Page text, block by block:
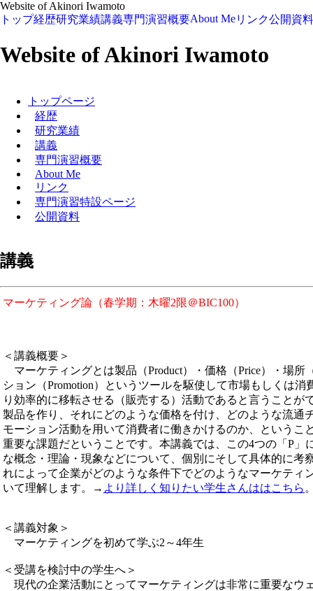
Website of Akinori Iwamoto
トップ経歴研究業績講義専門演習概要About Meリンク公開資料
Website of Akinori Iwamoto
トップページ
経歴
研究業績
講義
専門演習概要
About Me
リンク
専門演習特設ページ
公開資料
講義
マーケティング論（春学期：木曜2限＠BIC100）
＜講義概要＞
マーケティングとは製品（Product）・価格（Price）・場所
ション（Promotion）というツールを駆使して市場もしくは
り効率的に移転させる（販売する）活動であると言うことが
製品を作り、それにどのような価格を付け、どのような流通
モーション活動を用いて消費者に働きかけるのか、というこ
重要な課題だということです。本講義では、この4つの「P」
な概念・理論・現象などについて、個別にそして具体的に考
れによって企業がどのような条件下でどのようなマーケティ
いて理解します。→ より詳しく知りたい学生さんははこちら
＜講義対象＞
マーケティングを初めて学ぶ2～4年生
＜受講を検討中の学生へ＞
現代の企業活動にとってマーケティングは非常に重要なウ